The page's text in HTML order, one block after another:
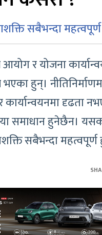
सबैभन्दा महत्वपूर्ण
र योजना
हुन्।
र कार्यान्वयनमा दृढता
समाधान हुनेछैन।
सबैभन्दा महत्वपूर्ण